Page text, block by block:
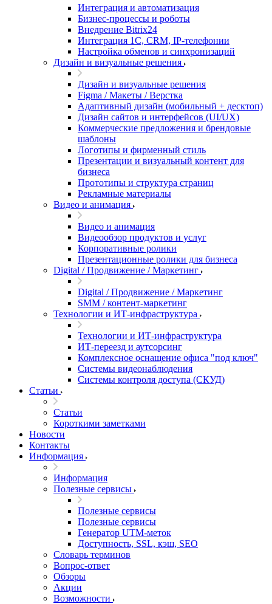
Интеграция и автоматизация
Бизнес-процессы и роботы
Внедрение Bitrix24
Интеграция 1С, CRM, IP-телефонии
Настройка обменов и синхронизаций
Дизайн и визуальные решения
Дизайн и визуальные решения
Figma / Макеты / Верстка
Адаптивный дизайн (мобильный + десктоп)
Дизайн сайтов и интерфейсов (UI/UX)
Коммерческие предложения и брендовые
шаблоны
Логотипы и фирменный стиль
Презентации и визуальный контент для
бизнеса
Прототипы и структура страниц
Рекламные материалы
Видео и анимация
Видео и анимация
Видеообзор продуктов и услуг
Корпоративные ролики
Презентационные ролики для бизнеса
Digital / Продвижение / Маркетинг
Digital / Продвижение / Маркетинг
SMM / контент-маркетинг
Технологии и ИТ-инфраструктура
Технологии и ИТ-инфраструктура
ИТ-переезд и аутсорсинг
Комплексное оснащение офиса "под ключ"
Системы видеонаблюдения
Системы контроля доступа (СКУД)
Статьи
Статьи
Короткими заметками
Новости
Контакты
Информация
Информация
Полезные сервисы
Полезные сервисы
Полезные сервисы
Генератор UTM‑меток
Доступность, SSL, кэш, SEO
Словарь терминов
Вопрос-ответ
Обзоры
Акции
Возможности